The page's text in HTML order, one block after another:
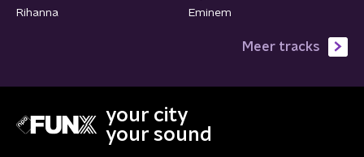
Rihanna
Eminem
Meer tracks
your city
your sound